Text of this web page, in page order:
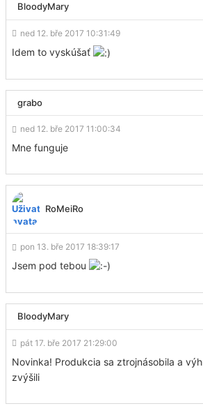
BloodyMary
ned 12. bře 2017 10:31:49
Idem to vyskúšať
grabo
ned 12. bře 2017 11:00:34
Mne funguje
RoMeiRo
pon 13. bře 2017 18:39:17
Jsem pod tebou
BloodyMary
pát 17. bře 2017 21:29:00
Novinka! Produkcia sa ztrojnásobila a
zvýšili